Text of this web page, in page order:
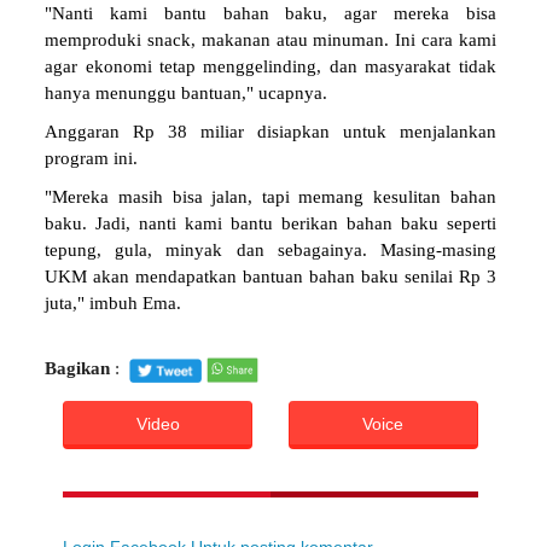
"Nanti kami bantu bahan baku, agar mereka bisa
memproduki snack, makanan atau minuman. Ini cara kami
agar ekonomi tetap menggelinding, dan masyarakat tidak
hanya menunggu bantuan," ucapnya.
Anggaran Rp 38 miliar disiapkan untuk menjalankan
program ini.
"Mereka masih bisa jalan, tapi memang kesulitan bahan
baku. Jadi, nanti kami bantu berikan bahan baku seperti
tepung, gula, minyak dan sebagainya. Masing-masing
UKM akan mendapatkan bantuan bahan baku senilai Rp 3
juta," imbuh Ema.
Bagikan :
Video Voice